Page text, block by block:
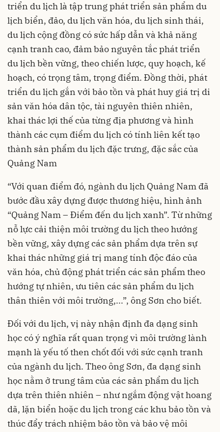
triển du lịch là tập trung phát triển sản phẩm du
lịch biển, đảo, du lịch văn hóa, du lịch sinh thái,
du lịch cộng đồng có sức hấp dẫn và khả năng
cạnh tranh cao, đảm bảo nguyên tắc phát triển
du lịch bền vững, theo chiến lược, quy hoạch, kế
hoạch, có trọng tâm, trọng điểm. Đồng thời, phát
triển du lịch gắn với bảo tồn và phát huy giá trị di
sản văn hóa dân tộc, tài nguyên thiên nhiên,
khai thác lợi thế của từng địa phương và hình
thành các cụm điểm du lịch có tính liên kết tạo
thành sản phẩm du lịch đặc trưng, đặc sắc của
Quảng Nam
“Với quan điểm đó, ngành du lịch Quảng Nam đã
bước đầu xây dựng được thương hiệu, hình ảnh
“Quảng Nam – Điểm đến du lịch xanh”. Từ những
nỗ lực cải thiện môi trường du lịch theo hướng
bền vững, xây dựng các sản phẩm dựa trên sự
khai thác những giá trị mang tính độc đáo của
văn hóa, chủ động phát triển các sản phẩm theo
hướng tự nhiên, ưu tiên các sản phẩm du lịch
thân thiên với môi trường,...”, ông Sơn cho biết.
Đối với du lịch, vị này nhận định đa dạng sinh
học có ý nghĩa rất quan trọng vì môi trường lành
mạnh là yếu tố then chốt đối với sức cạnh tranh
của ngành du lịch. Theo ông Sơn, đa dạng sinh
học nằm ở trung tâm của các sản phẩm du lịch
dựa trên thiên nhiên – như ngắm động vật hoang
dã, lặn biển hoặc du lịch trong các khu bảo tồn và
thúc đẩy trách nhiệm bảo tồn và bảo vệ môi